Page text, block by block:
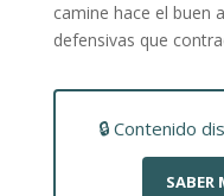
camine hace el buen
defensivas que
🔒 Contenido
SABER